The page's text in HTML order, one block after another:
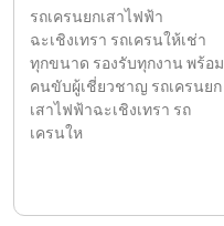
รถเครนยกเสาไฟฟ้า
ฉะเชิงเทรา รถเครนให้เช่า
ทุกขนาด รองรับทุกงาน พร้อม
คนขับผู้เชี่ยวชาญ รถเครนยก
เสาไฟฟ้าฉะเชิงเทรา รถ
เครนให